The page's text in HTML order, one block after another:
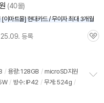
(40몰)
마트몰] 현대카드 / 무이자 최대 3개월
25.09. 등록
관
/ 용량: 128GB / microSD지원
/ 방수: IP42 / 무게: 524g /